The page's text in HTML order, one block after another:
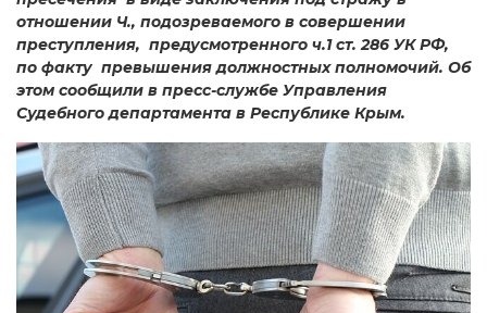
отношении Ч., подозреваемого в совершении
преступления, предусмотренного ч.1 ст. 286 УК РФ,
по факту превышения должностных полномочий. Об
этом сообщили в пресс-службе Управления
Судебного департамента в Республике Крым.